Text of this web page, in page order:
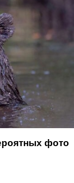
фото